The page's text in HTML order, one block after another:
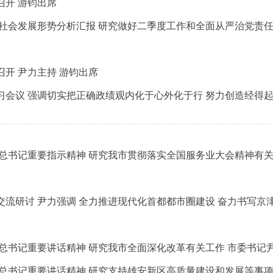
开 游钧出席
会发展形势分析汇报 研究做好二季度工作和全面从严治党责
开 尹力主持 游钧出席
议 强调切实把正确政绩观内化于心外化于行 努力创造经得
书记重要指示精神 研究我市贯彻落实全国服务业大会精神有
研讨 尹力强调 全力推进现代化首都都市圈建设 奋力书写京
书记重要讲话精神 研究我市全面深化改革有关工作 市委书记
书记重要讲话精神 研究支持雄安新区高质量建设和发展等事